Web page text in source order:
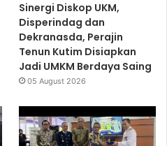
Sinergi Diskop UKM,
Disperindag dan
Dekranasda, Perajin
Tenun Kutim Disiapkan
Jadi UMKM Berdaya Saing
05 August 2026